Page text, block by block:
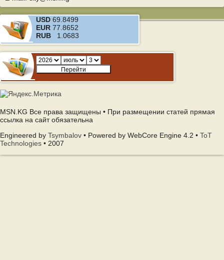
USD 69.8499
EUR 77.8652
RUB 1.0683
MSN.KG Все права защищены • При размещении статей прямая
ссылка на сайт обязательна
Engineered by Tsymbalov • Powered by WebCore Engine 4.2 • ToT
Technologies • 2007